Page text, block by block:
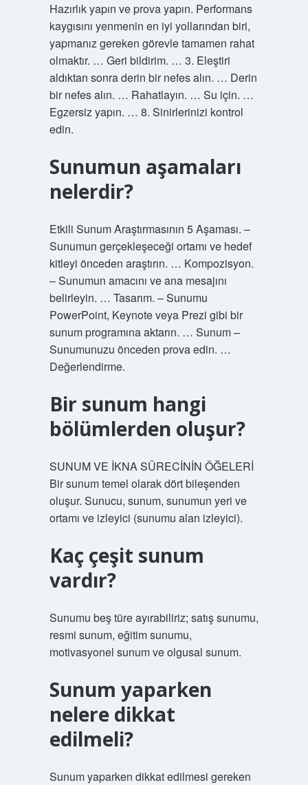
Hazırlık yapın ve prova yapın. Performans
kaygısını yenmenin en iyi yollarından biri,
yapmanız gereken görevle tamamen rahat
olmaktır. … Geri bildirim. … 3. Eleştiri
aldıktan sonra derin bir nefes alın. … Derin
bir nefes alın. … Rahatlayın. … Su için. …
Egzersiz yapın. … 8. Sinirlerinizi kontrol
edin.
Sunumun aşamaları
nelerdir?
Etkili Sunum Araştırmasının 5 Aşaması. –
Sunumun gerçekleşeceği ortamı ve hedef
kitleyi önceden araştırın. … Kompozisyon.
– Sunumun amacını ve ana mesajını
belirleyin. … Tasarım. – Sunumu
PowerPoint, Keynote veya Prezi gibi bir
sunum programına aktarın. … Sunum –
Sunumunuzu önceden prova edin. …
Değerlendirme.
Bir sunum hangi
bölümlerden oluşur?
SUNUM VE İKNA SÜRECİNİN ÖĞELERİ
Bir sunum temel olarak dört bileşenden
oluşur. Sunucu, sunum, sunumun yeri ve
ortamı ve izleyici (sunumu alan izleyici).
Kaç çeşit sunum
vardır?
Sunumu beş türe ayırabiliriz; satış sunumu,
resmi sunum, eğitim sunumu,
motivasyonel sunum ve olgusal sunum.
Sunum yaparken
nelere dikkat
edilmeli?
Sunum yaparken dikkat edilmesi gereken